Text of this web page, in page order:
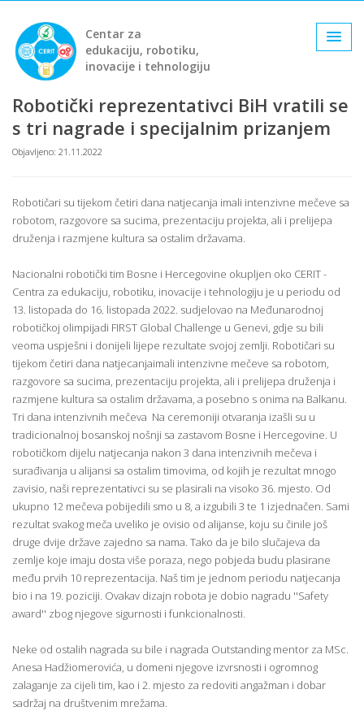
Centar za
edukaciju, robotiku,
inovacije i tehnologiju
Robotički reprezentativci BiH vratili se
s tri nagrade i specijalnim prizanjem
Objavljeno: 21.11.2022
Robotičari su tijekom četiri dana natjecanja imali intenzivne mečeve sa
robotom, razgovore sa sucima, prezentaciju projekta, ali i prelijepa
druženja i razmjene kultura sa ostalim državama.
Nacionalni robotički tim Bosne i Hercegovine okupljen oko CERIT -
Centra za edukaciju, robotiku, inovacije i tehnologiju je u periodu od
13. listopada do 16. listopada 2022. sudjelovao na Međunarodnoj
robotičkoj olimpijadi FIRST Global Challenge u Genevi, gdje su bili
veoma uspješni i donijeli lijepe rezultate svojoj zemlji. Robotičari su
tijekom četiri dana natjecanjaimali intenzivne mečeve sa robotom,
razgovore sa sucima, prezentaciju projekta, ali i prelijepa druženja i
razmjene kultura sa ostalim državama, a posebno s onima na Balkanu.
Tri dana intenzivnih mečeva Na ceremoniji otvaranja izašli su u
tradicionalnoj bosanskoj nošnji sa zastavom Bosne i Hercegovine. U
robotičkom dijelu natjecanja nakon 3 dana intenzivnih mečeva i
surađivanja u alijansi sa ostalim timovima, od kojih je rezultat mnogo
zavisio, naši reprezentativci su se plasirali na visoko 36. mjesto. Od
ukupno 12 mečeva pobijedili smo u 8, a izgubili 3 te 1 izjednačen. Sami
rezultat svakog meča uveliko je ovisio od alijanse, koju su činile još
druge dvije države zajedno sa nama. Tako da je bilo slučajeva da
zemlje koje imaju dosta više poraza, nego pobjeda budu plasirane
među prvih 10 reprezentacija. Naš tim je jednom periodu natjecanja
bio i na 19. poziciji. Ovakav dizajn robota je dobio nagradu ''Safety
award'' zbog njegove sigurnosti i funkcionalnosti.
Neke od ostalih nagrada su bile i nagrada Outstanding mentor za MSc.
Anesa Hadžiomerovića, u domeni njegove izvrsnosti i ogromnog
zalaganje za cijeli tim, kao i 2. mjesto za redoviti angažman i dobar
sadržaj na društvenim mrežama.